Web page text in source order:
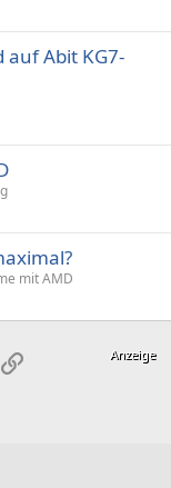
auf Abit KG7-
mit AMD
Link